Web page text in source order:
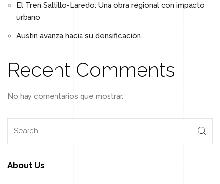
El Tren Saltillo-Laredo: Una obra regional con impacto
urbano
Austin avanza hacia su densificación
Recent Comments
No hay comentarios que mostrar.
About Us